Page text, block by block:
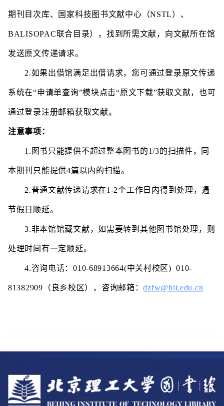
期刊目次库、国家科技图书文献中心（NSTL）、
BALISOPAC联合目录），找到所需文献，向文献所在馆
发送原文传递请求。
2.如果出借馆满足出借请求，您可通过登录原文传递
系统在“申请单查询”模块点击“原文下载”获取文献，也可
通过登录注册邮箱获取文献。
注意事项：
1.图书只能提供不超过整本图书的1/3的扫描件，同
本期刊只能提供4篇以内的扫描。
2.普通文献传递请求在1-2个工作日内得到处理，遇
节假日顺延。
3.非本馆馆藏文献，如需要转到其他图书馆处理，则
处理时间有一定顺延。
4.咨询电话：010-68913664(中关村校区) 010-
81382909（良乡校区），咨询邮箱：dzfw@bit.edu.cn